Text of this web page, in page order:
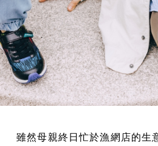
雖然母親終日忙於漁網店的生